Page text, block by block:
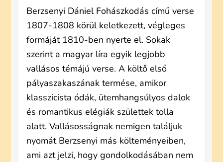
Berzsenyi Dániel Fohászkodás című verse
1807-1808 körül keletkezett, végleges
formáját 1810-ben nyerte el. Sokak
szerint a magyar líra egyik legjobb
vallásos témájú verse. A költő első
pályaszakaszának termése, amikor
klasszicista ódák, ütemhangsúlyos dalok
és romantikus elégiák születtek tolla
alatt. Vallásosságnak nemigen találjuk
nyomát Berzsenyi más költeményeiben,
ami azt jelzi, hogy gondolkodásában nem